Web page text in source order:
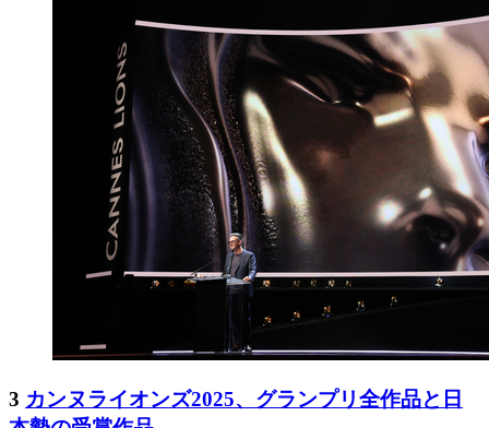
3 カンヌライオンズ2025、グランプリ全作品と日